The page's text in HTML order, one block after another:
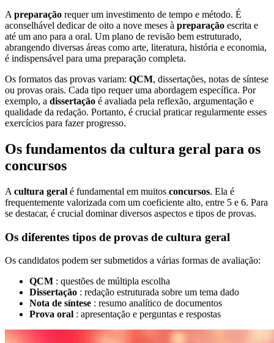
A preparação requer um investimento de tempo e método. É
aconselhável dedicar de oito a nove meses à preparação escrita e
até um ano para a oral. Um plano de revisão bem estruturado,
abrangendo diversas áreas como arte, literatura, história e economia,
é indispensável para uma preparação completa.
Os formatos das provas variam: QCM, dissertações, notas de síntese
ou provas orais. Cada tipo requer uma abordagem específica. Por
exemplo, a dissertação é avaliada pela reflexão, argumentação e
qualidade da redação. Portanto, é crucial praticar regularmente esses
exercícios para fazer progresso.
Os fundamentos da cultura geral para os
concursos
A cultura geral é fundamental em muitos concursos. Ela é
frequentemente valorizada com um coeficiente alto, entre 5 e 6. Para
se destacar, é crucial dominar diversos aspectos e tipos de provas.
Os diferentes tipos de provas de cultura geral
Os candidatos podem ser submetidos a várias formas de avaliação:
QCM : questões de múltipla escolha
Dissertação : redação estruturada sobre um tema dado
Nota de síntese : resumo analítico de documentos
Prova oral : apresentação e perguntas e respostas